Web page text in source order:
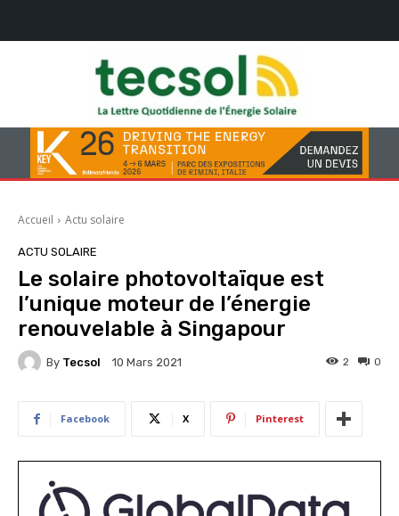
Accueil Actu solaire
ACTU SOLAIRE
Le solaire photovoltaïque est
l’unique moteur de l’énergie
renouvelable à Singapour
By Tecsol 10 Mars 2021 0
2
Facebook X Pinterest